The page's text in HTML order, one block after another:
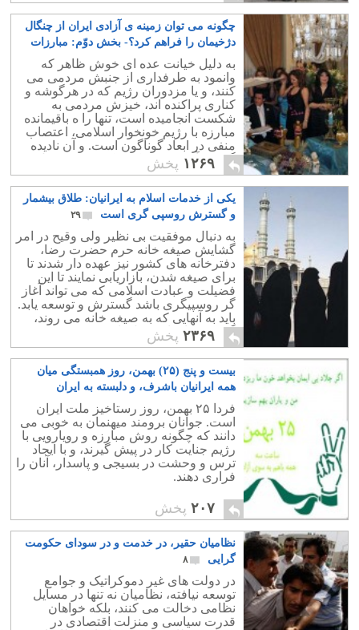
چگونه می توان زمینه ی آزادی ایران از چنگال
دژخیمان را فراهم کرد؟- بخش دوّم: مبارزات
منفی
۲۱
به دلیل خیانت عده ای خوش ظاهر که
وانمود به طرفداری از جنبش مردمی می
کنند، و یا مزدوران رژیم که در هرگوشه و
کناری پراکنده اند، خیزش مردمی به
شکست انجامیده است، تنها را ه باقیمانده
مبارزه با رژیم خونخوار اسلامی، اعتصاب
منفی در ابعاد گوناگون است. و آن نادیده
گرفتن آخوند و شرکت نکردن در محفل
های آنهاست.
۱۲۶۹ پخش
یکی از خدمات اسلام به ایرانیان: طلاق بیشمار
و گسترش روسپی گری است
۲۹
به دنبال موفقیت بی نظیر ولی وقیح در امر
گشایش صیغه خانه حرم حضرت رضا،
دفترخانه های کشور نیز عهده دار شدند تا
برای صیغه شدن، بازاریابی نمایند تا این
فضیلت و عبادت اسلامی که می تواند آغاز
گر روسپیگری باشد گسترش و توسعه یابد.
باید به آنهایی که به صیغه خانه می روند،
گفت:«عبادتتان قبول باشد».
۲۳۶۹ پخش
بیست و پنج (۲۵) بهمن، روز همبستگی میان
همه ایرانیان باشرف، و دلبسته به ایران
عزیزمان فردا ۲۵ بهمن، روز رستاخیز ملت ایران
است. جوانان برومند میهنمان به خوبی می
دانند که چگونه روش مبارزه و رویارویی با
رژیم جنایت کار در پیش گیرند، و با ایجاد
ترس و وحشت در بسیجی و پاسدار، آنان را
فراری دهند.
۲۰۷ پخش
نظامیان حقیر، در خدمت و در سودای حکومت
گرایی
۸
در دولت های غیر دموکراتیک و جوامع
توسعه نیافته، نظامیان نه تنها در مسایل
نظامی دخالت می کنند، بلکه خواهان
قدرت سیاسی و منزلت اقتصادی در